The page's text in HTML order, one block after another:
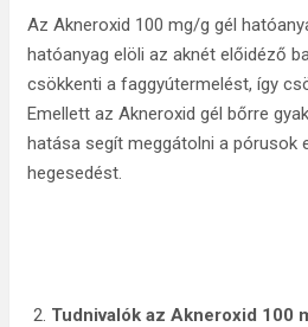
Az Akneroxid 100 mg/g gél
hatóanyag elöli az aknét előidéző
csökkenti a faggyútermelést, így
Emellett az Akneroxid gél bőrre
hatása segít meggátolni a pórusok
hegesedést.
Tudnivalók az Akneroxid 100